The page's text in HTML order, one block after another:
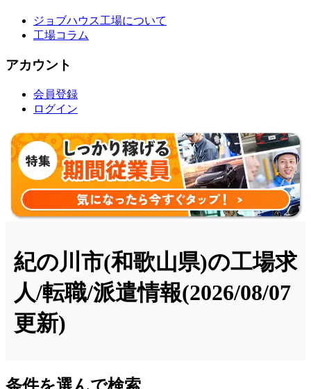
ジョブハウス工場について
工場コラム
アカウント
会員登録
ログイン
紀の川市(和歌山県)の工場求
人/転職/派遣情報(2026/08/07
更新)
条件を選んで検索